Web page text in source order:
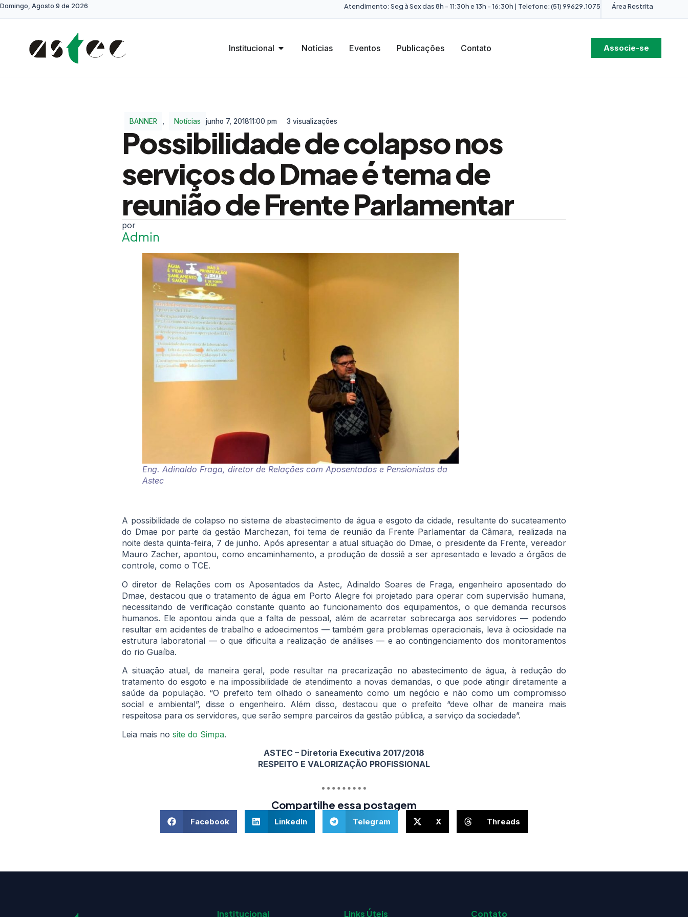
Domingo, Agosto 9 de 2026 Atendimento: Seg à Sex das 8h - 11:30h e 13h - 16:30h | Telefone: (51) 99629.1075 Área Restrita
Institucional Notícias Eventos Publicações Contato Associe-se
BANNER Notícias junho 7, 201811:00 pm 3 visualizações
Possibilidade de colapso nos
serviços do Dmae é tema de
reunião de Frente Parlamentar
Admin
Eng. Adinaldo Fraga, diretor de Relações com Aposentados e Pensionistas da
Astec
A possibilidade de colapso no sistema de abastecimento de água e esgoto da cidade, resultante do sucateamento
do Dmae por parte da gestão Marchezan, foi tema de reunião da Frente Parlamentar da Câmara, realizada na
noite desta quinta-feira, 7 de junho. Após apresentar a atual situação do Dmae, o presidente da Frente, vereador
Mauro Zacher, apontou, como encaminhamento, a produção de dossiê a ser apresentado e levado a órgãos de
controle, como o TCE.
O diretor de Relações com os Aposentados da Astec, Adinaldo Soares de Fraga, engenheiro aposentado do
Dmae, destacou que o tratamento de água em Porto Alegre foi projetado para operar com supervisão humana,
necessitando de verificação constante quanto ao funcionamento dos equipamentos, o que demanda recursos
humanos. Ele apontou ainda que a falta de pessoal, além de acarretar sobrecarga aos servidores — podendo
resultar em acidentes de trabalho e adoecimentos — também gera problemas operacionais, leva à ociosidade na
estrutura laboratorial — o que dificulta a realização de análises — e ao contingenciamento dos monitoramentos
do rio Guaíba.
A situação atual, de maneira geral, pode resultar na precarização no abastecimento de água, à redução do
tratamento do esgoto e na impossibilidade de atendimento a novas demandas, o que pode atingir diretamente a
saúde da população. “O prefeito tem olhado o saneamento como um negócio e não como um compromisso
social e ambiental”, disse o engenheiro. Além disso, destacou que o prefeito “deve olhar de maneira mais
respeitosa para os servidores, que serão sempre parceiros da gestão pública, a serviço da sociedade”.
Leia mais no site do Simpa.
ASTEC – Diretoria Executiva 2017/2018
RESPEITO E VALORIZAÇÃO PROFISSIONAL
Compartilhe essa postagem
Facebook LinkedIn Telegram X Threads
Institucional Links Úteis Contato